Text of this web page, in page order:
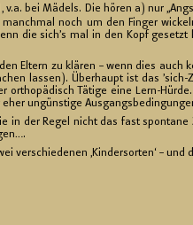
bei Mä­dels. Die hören a) nur
noch um den Fin­ger
die sich’s mal in den Kopf
El­tern zu klä­ren – wenn dies auch
las­sen). Über­haupt ist das
Tä­ti­ge eine Lern-
un­güns­ti­ge
in der Regel nicht das fast
‚Kin­der­sor­ten‘ – und